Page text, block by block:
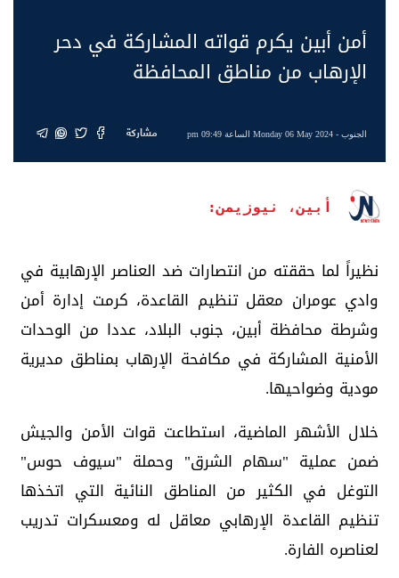
أمن أبين يكرم قواته المشاركة في دحر
الإرهاب من مناطق المحافظة
الجنوب- Monday 06 May 2024 الساعة 09:49 pm مشاركة
أبين، نيوزيمن:
نظيراً لما حققته من انتصارات ضد العناصر الإرهابية في
وادي عومران معقل تنظيم القاعدة، كرمت إدارة أمن
وشرطة محافظة أبين، جنوب البلاد، عددا من الوحدات
الأمنية المشاركة في مكافحة الإرهاب بمناطق مديرية
مودية وضواحيها.
خلال الأشهر الماضية، استطاعت قوات الأمن والجيش
ضمن عملية "سهام الشرق" وحملة "سيوف حوس"
التوغل في الكثير من المناطق النائية التي اتخذها
تنظيم القاعدة الإرهابي معاقل له ومعسكرات تدريب
لعناصره الفارة.